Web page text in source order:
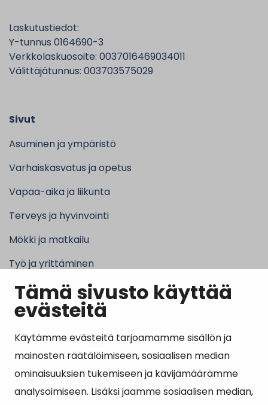
Tämä sivusto käyttää
evästeitä
Käytämme evästeitä tarjoamamme sisällön ja
mainosten räätälöimiseen, sosiaalisen median
ominaisuuksien tukemiseen ja kävijämäärämme
analysoimiseen. Lisäksi jaamme sosiaalisen median,
Laskutustiedot:
Y-tunnus 0164690-3
Verkkolaskuosoite: 0037016469034011
Välittäjätunnus: 003703575029
Sivut
Asuminen ja ympäristö
Varhaiskasvatus ja opetus
Vapaa-aika ja liikunta
Terveys ja hyvinvointi
Mökki ja matkailu
Työ ja yrittäminen
Kunta ja hallinto
Suosituimmat sivut
Esityslistat, pöytäkirjat, viranhaltijapäätökset ja
kuulutukset